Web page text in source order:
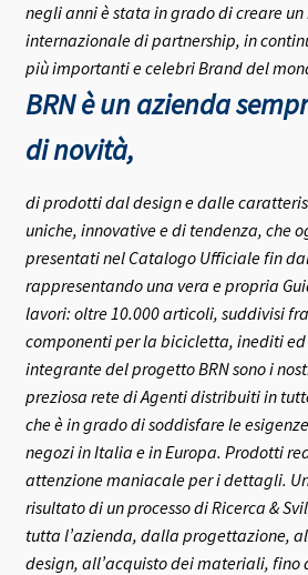
negli anni è stata in grado di creare
internazionale di partnership, in
più importanti e celebri Brand del
BRN è un azienda
di novità,
di prodotti dal design e dalle
uniche, innovative e di tendenza, che
presentati nel Catalogo Ufficiale fin
rappresentando una vera e propria
lavori: oltre 10.000 articoli, suddivisi
componenti per la bicicletta, inediti ed
integrante del progetto BRN sono i
preziosa rete di Agenti distribuiti in
che è in grado di soddisfare le
negozi in Italia e in Europa. Prodotti
attenzione maniacale per i dettagli.
risultato di un processo di Ricerca &
tutta l’azienda, dalla progettazione,
design, all’acquisto dei materiali, fino